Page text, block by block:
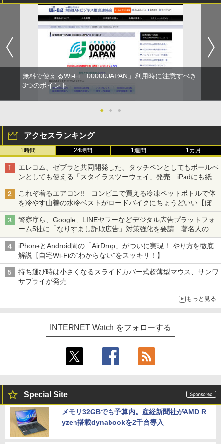
無料で使えるWi-Fi「00000JAPAN」利用時に注意すべき
3つのポイント
● ● ●
アクセスランキング
1時間 24時間 1週間 1カ月
エレコム、ゼブラと共同開発した、タッチペンとしてもボールペ
ンとしても使える「スタイラスツーウェイ」発売 iPadにも紙に
も、持ち替えずに書き込める
これぞ着るエアコン!! コンビニで買える冷凍ペットボトルで体
を冷やす山善の水冷ベストがロードバイクにちょうどいい【ぼっ
ち・ざ・ろーど！その14】【空いた時間でなにしてる？】
警察庁ら、Google、LINEヤフーなどデジタル広告プラットフォ
ーム5社に「なりすまし詐欺広告」対策強化を要請 著名人の写
真や映像を使った投資詐欺などへの対策として
iPhoneとAndroid間の「AirDrop」がついに実現！ やり方を徹底
解説【自宅Wi-Fiの“わからない”をスッキリ！】
持ち運び時は小さくなるスライドカバー式超薄型マウス、サンワ
サプライが発売
もっと見る
INTERNET Watch をフォローする
Special Site
メモリ32GBでも予算内。産経新聞社がAMD R
yzen搭載dynabookを2千台導入